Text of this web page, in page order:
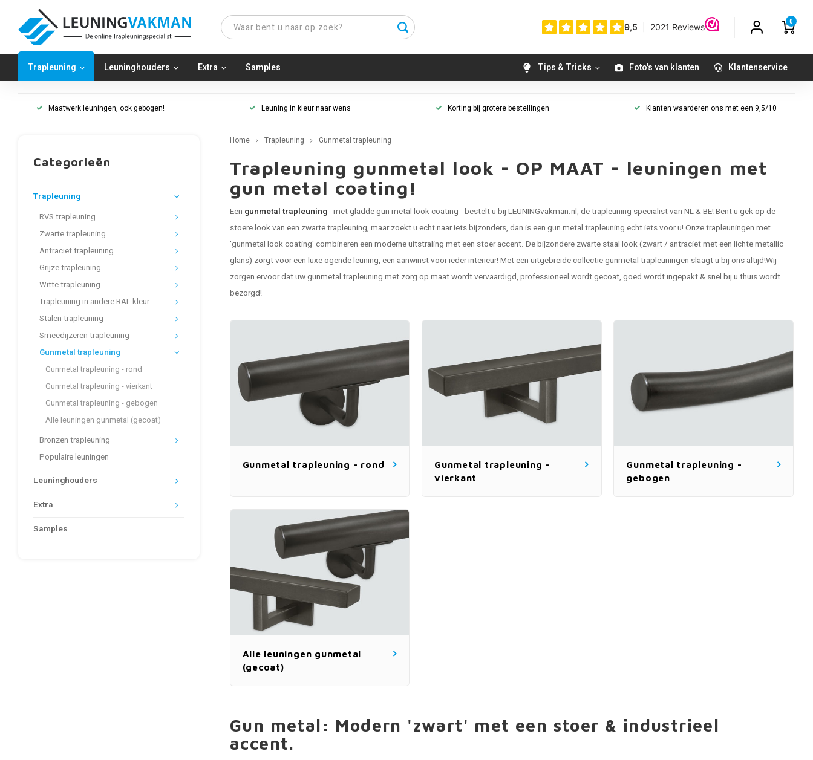
0
Trapleuning Leuninghouders Extra Samples Tips & Tricks Foto's van klanten Klantenservice
Maatwerk leuningen, ook gebogen! Leuning in kleur naar wens Korting bij grotere bestellingen Klanten waarderen ons met een 9,5/10
Categorieën
Trapleuning
RVS trapleuning
Zwarte trapleuning
Antraciet trapleuning
Grijze trapleuning
Witte trapleuning
Trapleuning in andere RAL kleur
Stalen trapleuning
Smeedijzeren trapleuning
Gunmetal trapleuning
Gunmetal trapleuning - rond
Gunmetal trapleuning - vierkant
Gunmetal trapleuning - gebogen
Alle leuningen gunmetal (gecoat)
Bronzen trapleuning
Populaire leuningen
Leuninghouders
Extra
Samples
Home Trapleuning Gunmetal trapleuning
Trapleuning gunmetal look - OP MAAT - leuningen met
gun metal coating!
Een gunmetal trapleuning- met gladde gun metal look coating - bestelt u bij LEUNINGvakman.nl, de trapleuning specialist van NL & BE! Bent u gek op de
stoere look van een zwarte trapleuning, maar zoekt u echt naar iets bijzonders, dan is een gun metal trapleuning echt iets voor u! Onzetrapleuningen met
'gunmetal look coating' combineren een moderne uitstraling met een stoer accent. De bijzondere zwarte staal look (zwart / antraciet met een lichte metallic
glans) zorgt voor een luxe ogende leuning, een aanwinst voor ieder interieur! Met een uitgebreide collectie gunmetal trapleuningen slaagt u bij ons altijd!Wij
zorgen ervoor dat uw gunmetal trapleuning met zorg op maat wordt vervaardigd, professioneel wordt gecoat, goed wordt ingepakt & snel bij u thuis wordt
bezorgd!
Gunmetal trapleuning - rond
Gunmetal trapleuning -
vierkant
Gunmetal trapleuning -
gebogen
Alle leuningen gunmetal
(gecoat)
Gun metal: Modern 'zwart' met een stoer & industrieel
accent.